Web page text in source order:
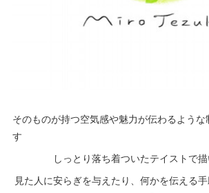
そのものが持つ空気感や魅力が伝わるような
す
しっとり落ち着ついたテイストで
見た人に安らぎを与えたり、何かを伝える